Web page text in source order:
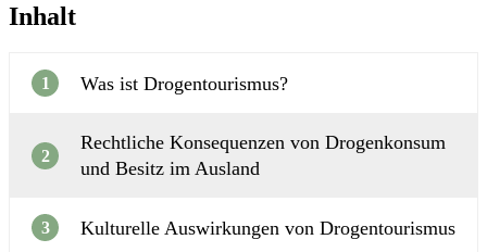
Inhalt
1 Was ist Drogentourismus?
2
Rechtliche Konsequenzen von Drogenkonsum
und Besitz im Ausland
3 Kulturelle Auswirkungen von Drogentourismus